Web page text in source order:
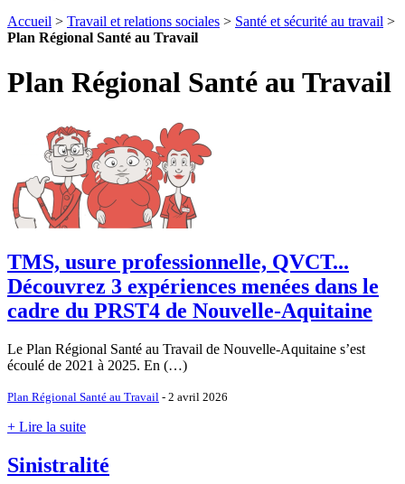
Accueil > Travail et relations sociales > Santé et sécurité au travail >
Plan Régional Santé au Travail
Plan Régional Santé au Travail
TMS, usure professionnelle, QVCT...
Découvrez 3 expériences menées dans le
cadre du PRST4 de Nouvelle-Aquitaine
Le Plan Régional Santé au Travail de Nouvelle-Aquitaine s’est
écoulé de 2021 à 2025. En (…)
Plan Régional Santé au Travail - 2 avril 2026
+ Lire la suite
Sinistralité